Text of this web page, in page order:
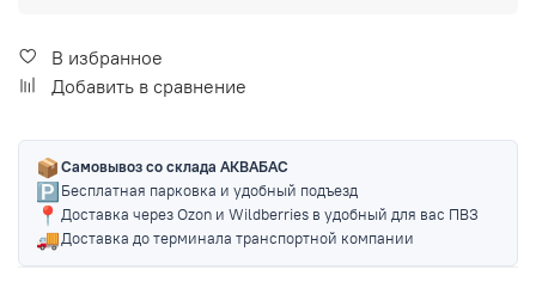
В избранное
Добавить в сравнение
📦Самовывоз со склада АКВАБАС
🅿️ Бесплатная парковка и удобный подъезд
📍 Доставка через Ozon и Wildberries в удобный для вас ПВЗ
🚚Доставка до терминала транспортной компании